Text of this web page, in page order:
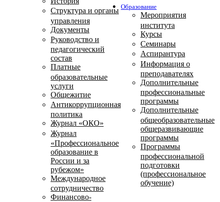
Структура и органы
управления
Документы
Руководство и
педагогический
состав
Платные
образовательные
услуги
Общежитие
Антикоррупционная
политика
Журнал «ОКО»
Журнал
«Профессиональное
образование в
России и за
рубежом»
Международное
сотрудничество
Финансово-
Образование
Мероприятия
института
Курсы
Семинары
Аспирантура
Информация о
преподавателях
Дополнительные
профессиональные
программы
Дополнительные
общеобразовательные
общеразвивающие
программы
Программы
профессиональной
подготовки
(профессиональное
обучение)